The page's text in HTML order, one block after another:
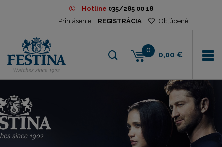
Hotline 035/285 00 18
Prihlásenie
REGISTRÁCIA Obľúbené
0
0,00 €